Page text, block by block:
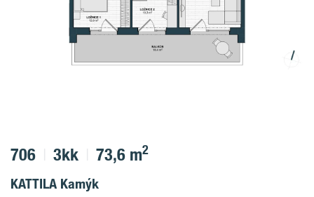
706 3kk 73,6 m2
KATTILA Kamýk